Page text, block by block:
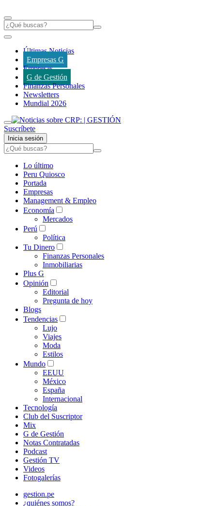
Últimas Noticias
Empresas G
Empresas
G de Gestión
Finanzas Personales
Newsletters
Mundial 2026
Suscríbete
Inicia sesión
Lo último
Peru Quiosco
Portada
Empresas
Management & Empleo
Economía
Mercados
Perú
Política
Tu Dinero
Finanzas Personales
Inmobiliarias
Plus G
Opinión
Editorial
Pregunta de hoy
Blogs
Tendencias
Lujo
Viajes
Moda
Estilos
Mundo
EEUU
México
España
Internacional
Tecnología
Club del Suscriptor
Mix
G de Gestión
Notas Contratadas
Podcast
Gestión TV
Videos
Fotogalerías
gestion.pe
¿quiénes somos?